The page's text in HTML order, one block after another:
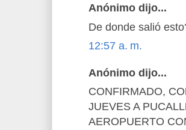
Anónimo dijo...
De donde salió
12:57 a. m.
Anónimo dijo...
CONFIRMADO,
JUEVES A
AEROPUERTO